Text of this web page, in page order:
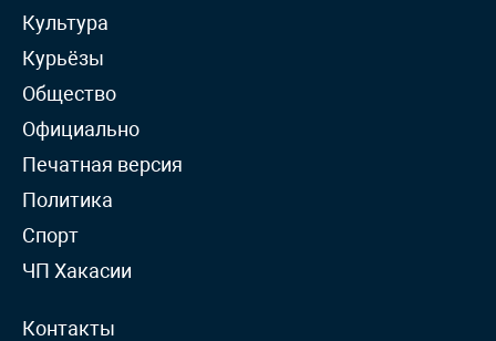
Культура
Курьёзы
Общество
Официально
Печатная версия
Политика
Спорт
ЧП Хакасии
Контакты